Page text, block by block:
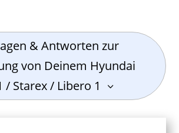
& Antworten zur
von Deinem Hyundai
/ Starex / Libero 1